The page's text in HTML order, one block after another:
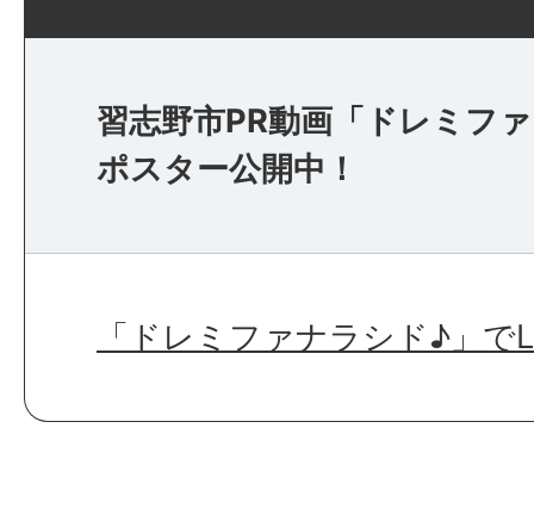
習志野市PR動画「ドレミフ
ポスター公開中！
「ドレミファナラシド♪」で